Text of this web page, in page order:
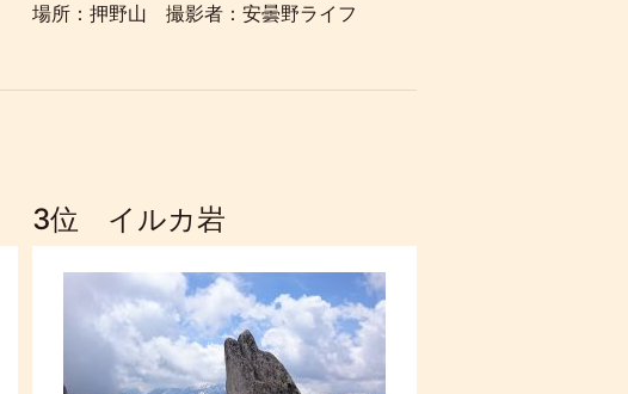
場所：押野山 撮影者：安曇野ライフ
3位 イルカ岩